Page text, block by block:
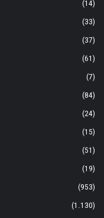
(14)
(33)
(37)
(61)
(7)
(84)
(24)
(15)
(51)
(19)
(953)
(1.130)